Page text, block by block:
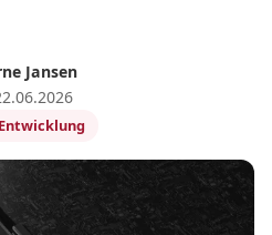
Jansen